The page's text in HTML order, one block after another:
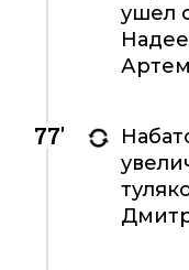
ушел
77'